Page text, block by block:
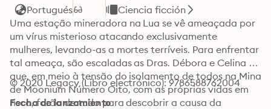
Portugués
Ciencia ficción
Uma estação mineradora na Lua se vê ameaçada por
um vírus misterioso atacando exclusivamente
mulheres, levando-as a mortes terríveis. Para enfrentar
tal ameaça, são escaladas as Dras. Débora e Celina
que, em meio à tensão do isolamento de todos na Mina
de Moonium Número Oito, com as próprias vidas em
risco, farão de tudo para descobrir a causa da
© 2020 Legacy (Libro electrónico): 9786588762004
Fecha de lanzamiento